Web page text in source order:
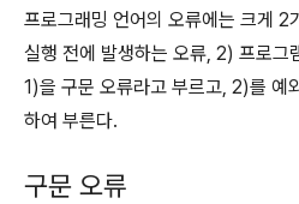
프로그래밍 언어의 오류에는 크게 2
실행 전에 발생하는 오류, 2) 프로그
1)을 구문 오류라고 부르고, 2)를 예
하여 부른다.
구문 오류